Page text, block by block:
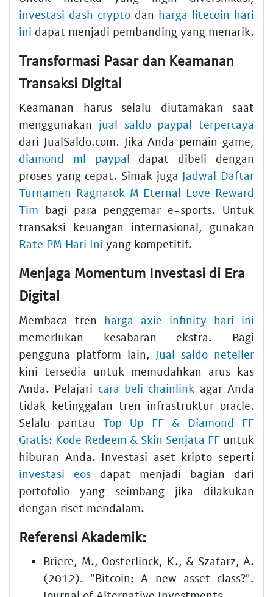
investasi dash crypto dan harga litecoin hari
ini dapat menjadi pembanding yang menarik.
Transformasi Pasar dan Keamanan
Transaksi Digital
Keamanan harus selalu diutamakan saat
menggunakan jual saldo paypal terpercaya
dari JualSaldo.com. Jika Anda pemain game,
diamond ml paypal dapat dibeli dengan
proses yang cepat. Simak juga Jadwal Daftar
Turnamen Ragnarok M Eternal Love Reward
Tim bagi para penggemar e-sports. Untuk
transaksi keuangan internasional, gunakan
Rate PM Hari Ini yang kompetitif.
Menjaga Momentum Investasi di Era
Digital
Membaca tren harga axie infinity hari ini
memerlukan kesabaran ekstra. Bagi
pengguna platform lain, Jual saldo neteller
kini tersedia untuk memudahkan arus kas
Anda. Pelajari cara beli chainlink agar Anda
tidak ketinggalan tren infrastruktur oracle.
Selalu pantau Top Up FF & Diamond FF
Gratis: Kode Redeem & Skin Senjata FF untuk
hiburan Anda. Investasi aset kripto seperti
investasi eos dapat menjadi bagian dari
portofolio yang seimbang jika dilakukan
dengan riset mendalam.
Referensi Akademik:
Briere, M., Oosterlinck, K., & Szafarz, A.
(2012). "Bitcoin: A new asset class?".